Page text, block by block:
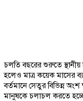
চলতি বছরের শুরুতে স্থানীয়
হলেও মাত্র কয়েক মাসের
বর্তমানে সেতুর বিভিন্ন অংশ
মানুষকে চলাচল করতে